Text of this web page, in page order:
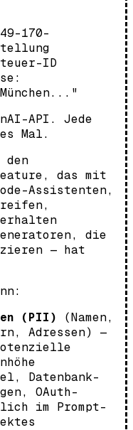
170-
ID
API. Jede
Mal.
das mit
Assistenten,
die
— hat
(PII) (Namen,
Adressen) —
potenzielle
Datenbank-
OAuth-
im Prompt-